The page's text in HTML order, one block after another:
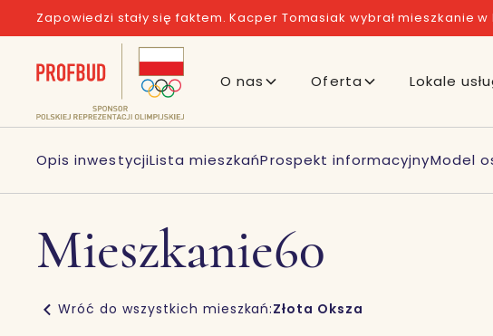
Zapowiedzi stały się faktem. Kacper Tomasiak wybrał mieszkanie
O nas Oferta Lokale
Opis inwestycjiLista mieszkańProspekt informacyjnyModel
Mieszkanie60
Wróć do wszystkich mieszkań:Złota Oksza